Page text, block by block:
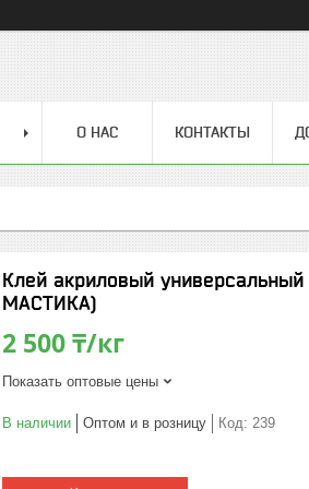
О НАС КОНТАКТЫ
Клей акриловый
МАСТИКА)
2 500 ₸/кг
Показать оптовые цены
В наличии Оптом и в розницу Код: 239